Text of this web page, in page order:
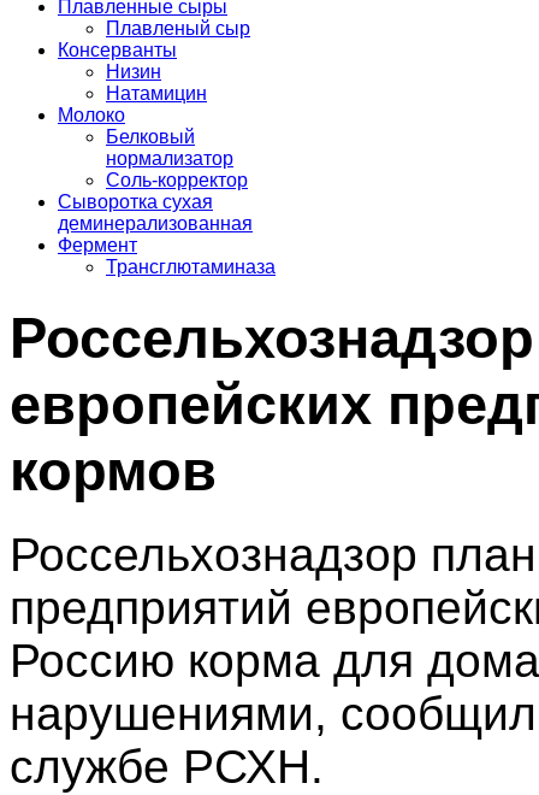
Плавленные сыры
Плавленый сыр
Консерванты
Низин
Натамицин
Молоко
Белковый
нормализатор
Соль-корректор
Сыворотка сухая
деминерализованная
Фермент
Трансглютаминаза
европейских
кормов
Россельхознадзор
предприятий
Россию корма для
нарушениями,
службе РСХН.